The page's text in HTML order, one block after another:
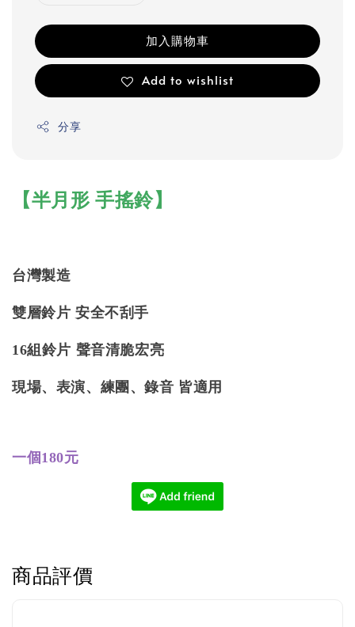
加入購物車
Add to wishlist
分享
【半月形 手搖鈴】
台灣製造
雙層鈴片 安全不刮手
16組鈴片 聲音清脆宏亮
現場、表演、練團、錄音 皆適用
一個180元
商品評價